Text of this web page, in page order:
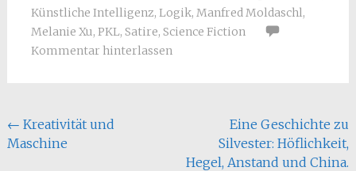
Künstliche Intelligenz, Logik, Manfred Moldaschl,
Melanie Xu, PKL, Satire, Science Fiction
Kommentar hinterlassen
Beitragsnavigation
← Kreativität und
Maschine
Eine Geschichte zu
Silvester: Höflichkeit,
Hegel, Anstand und China.